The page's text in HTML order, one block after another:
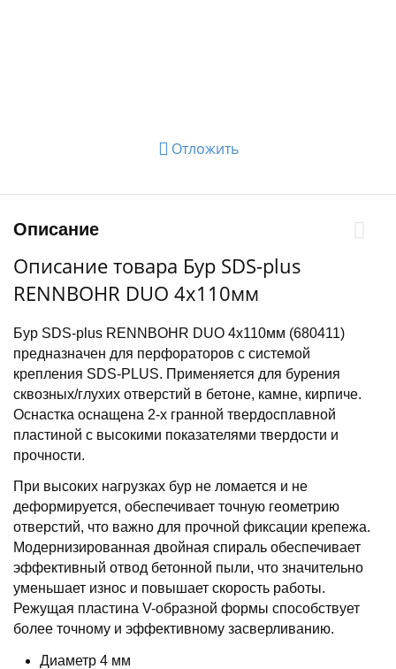
Отложить
Описание
Описание товара Бур SDS-plus
RENNBOHR DUO 4х110мм
Бур SDS-plus RENNBOHR DUO 4х110мм (680411)
предназначен для перфораторов с системой
крепления SDS-PLUS. Применяется для бурения
сквозных/глухих отверстий в бетоне, камне, кирпиче.
Оснастка оснащена 2-х гранной твердосплавной
пластиной с высокими показателями твердости и
прочности.
При высоких нагрузках бур не ломается и не
деформируется, обеспечивает точную геометрию
отверстий, что важно для прочной фиксации крепежа.
Модернизированная двойная спираль обеспечивает
эффективный отвод бетонной пыли, что значительно
уменьшает износ и повышает скорость работы.
Режущая пластина V-образной формы способствует
более точному и эффективному засверливанию.
Диаметр 4 мм